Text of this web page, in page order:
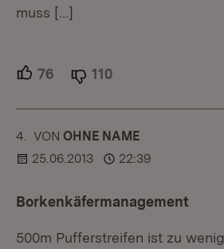
muss […]
76 Unterstützer.
110
4. KOMMENTAR
VON :OHNE NAME
25.06.2013
22:39
Borkenkäfermanagement
500m Pufferstreifen ist zu